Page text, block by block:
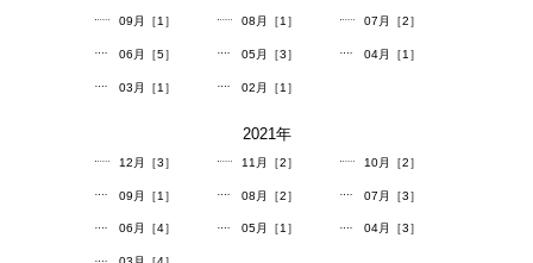
09月［1］ 08月［1］ 07月［2］
06月［5］ 05月［3］ 04月［1］
03月［1］ 02月［1］
2021年
12月［3］ 11月［2］ 10月［2］
09月［1］ 08月［2］ 07月［3］
06月［4］ 05月［1］ 04月［3］